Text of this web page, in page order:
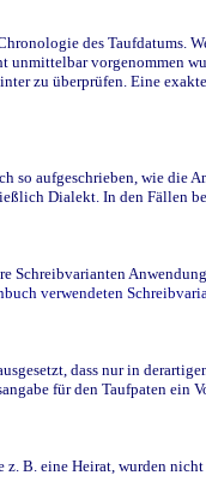
des
vorgenommen
zu überprüfen. Eine
aufgeschrieben, wie die
Dialekt. In den Fällen
verwendeten
dass nur in
für den Taufpaten ein
B. eine Heirat, wurden nicht